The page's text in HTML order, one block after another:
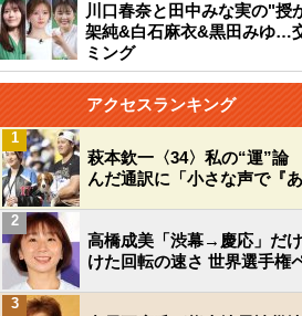
川口春奈と田中みな実の"授
架純&白石麻衣&黒田みゆ…
ミング
アクセスランキング
萩本欽一〈34〉私の“運”
んだ通訳に「小さな声で『
1
高橋成美「渋幕→慶応」だ
けた回転の速さ 世界選手権
2
3